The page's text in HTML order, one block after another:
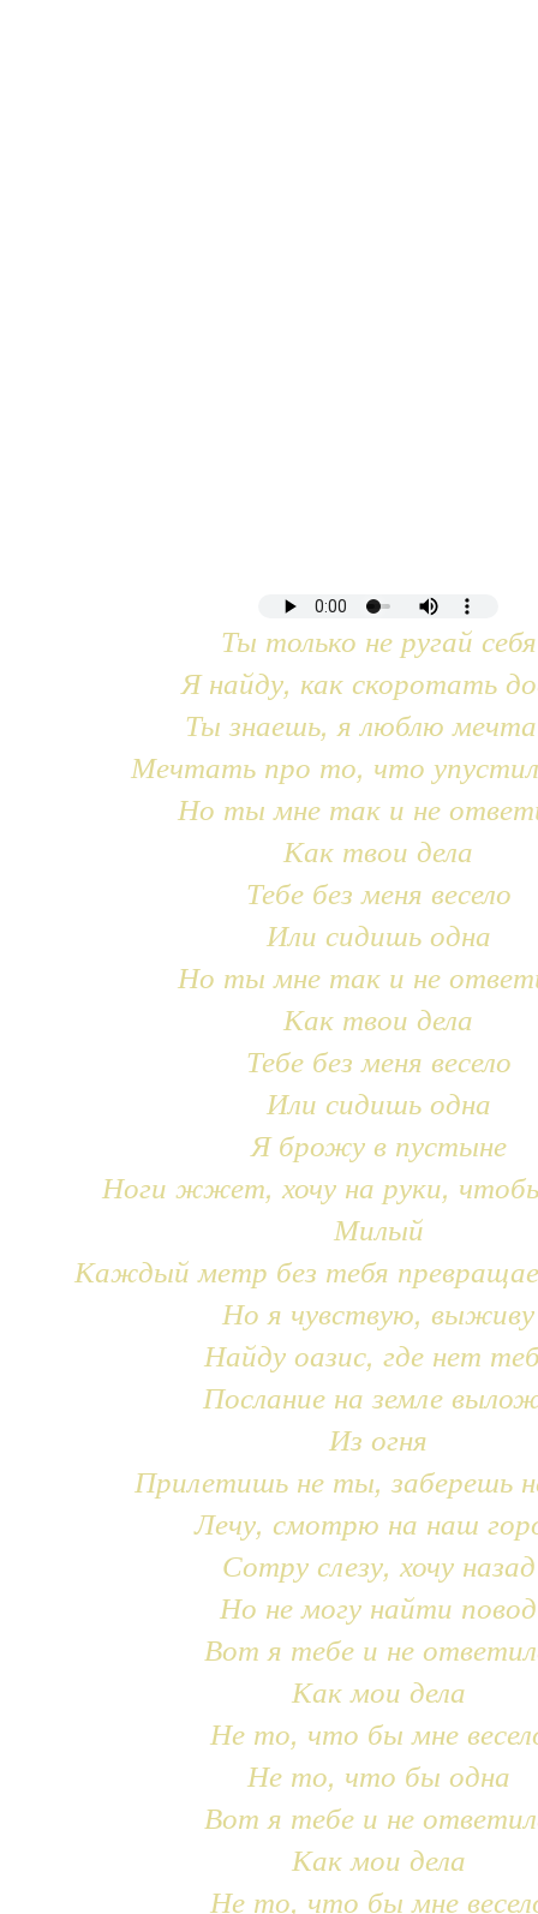
Ты только не ругай себя
Я найду, как скоротать
Ты знаешь, я люблю
Мечтать про то, что
Но ты мне так и не
Как твои дела
Тебе без меня весело
Или сидишь одна
Но ты мне так и не
Как твои дела
Тебе без меня весело
Или сидишь одна
Я брожу в пустыне
Ноги жжет, хочу на руки,
Милый
Каждый метр без тебя
Но я чувствую, выживу
Найду оазис, где нет
Послание на земле
Из огня
Прилетишь не ты, заберешь
Лечу, смотрю на наш
Сотру слезу, хочу назад
Но не могу найти повод
Вот я тебе и не
Как мои дела
Не то, что бы мне
Не то, что бы одна
Вот я тебе и не
Как мои дела
Не то, что бы мне